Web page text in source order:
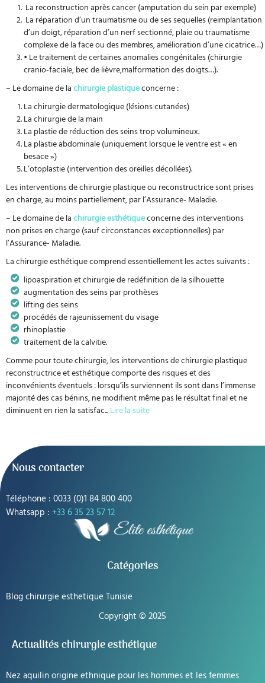
La reconstruction après cancer (amputation du sein par exemple)
La réparation d’un traumatisme ou de ses sequelles (reimplantation
d’un doigt, réparation d’un nerf sectionné, plaie ou traumatisme
complexe de la face ou des membres, amélioration d’une cicatrice…)
• Le traitement de certaines anomalies congénitales (chirurgie
cranio-faciale, bec de lièvre,malformation des doigts…).
– Le domaine de lachirurgie plastiqueconcerne :
La chirurgie dermatologique (lésions cutanées)
La chirurgie de la main
La plastie de réduction des seins trop volumineux.
La plastie abdominale (uniquement lorsque le ventre est « en
besace »)
L’otoplastie (intervention des oreilles décollées).
Les interventions de chirurgie plastique ou reconstructrice sont prises
en charge, au moins partiellement, par l’Assurance- Maladie.
– Le domaine de lachirurgie esthétiqueconcerne des interventions
non prises en charge (sauf circonstances exceptionnelles) par
l’Assurance- Maladie.
La chirurgie esthétique comprend essentiellement les actes suivants :
lipoaspiration et chirurgie de redéfinition de la silhouette
augmentation des seins par prothèses
lifting des seins
procédés de rajeunissement du visage
rhinoplastie
traitement de la calvitie.
Comme pour toute chirurgie, les interventions de chirurgie plastique
reconstructrice et esthétique comporte des risques et des
inconvénients éventuels : lorsqu’ils surviennent ils sont dans l’immense
majorité des cas bénins, ne modifient même pas le résultat final et ne
diminuent en rien la satisfac...Lire la suite
Nous contacter
Téléphone : 0033 (0)1 84 800 400
Whatsapp : +33 6 35 23 57 12
Catégories
Blog chirurgie esthetique Tunisie
Copyright © 2025
Actualités chirurgie esthétique
Nez aquilin origine ethnique pour les hommes et les femmes